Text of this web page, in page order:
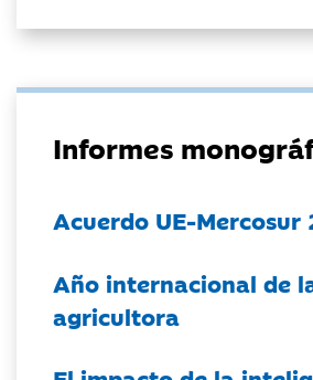
Informes
Acuerdo UE-Mercosur
Año internacional de
agricultora